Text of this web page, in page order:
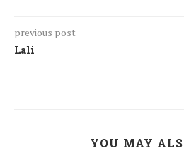
previous post
Lali
YOU MAY